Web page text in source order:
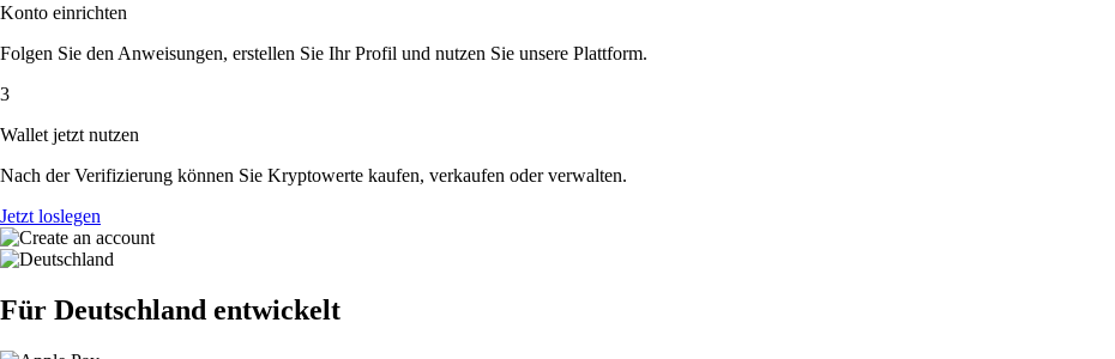
Konto einrichten
Folgen Sie den Anweisungen, erstellen Sie Ihr Profil und nutzen Sie unsere Plattform.
3
Wallet jetzt nutzen
Nach der Verifizierung können Sie Kryptowerte kaufen, verkaufen oder verwalten.
Jetzt loslegen
Für Deutschland entwickelt